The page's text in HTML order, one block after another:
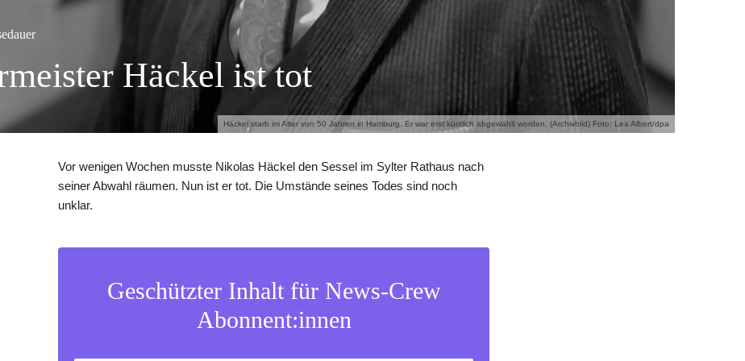
Häckel starb im Alter von 50 Jahren in Hamburg. Er war erst kürzlich abgewählt worden. (Archivbild) Foto: Lea Albert/dpa
Häckel ist tot
Vor wenigen Wochen musste Nikolas Häckel den Sessel im Sylter Rathaus nach
seiner Abwahl räumen. Nun ist er tot. Die Umstände seines Todes sind noch
unklar.
Geschützter Inhalt für News-Crew
Abonnent:innen